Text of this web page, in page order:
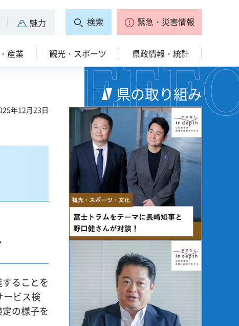
魅力 検索 緊急・災害情報
産業 観光・スポーツ 県政情報・統計
年12月23日
ることを
ービス検
の様子を
県の取り組み